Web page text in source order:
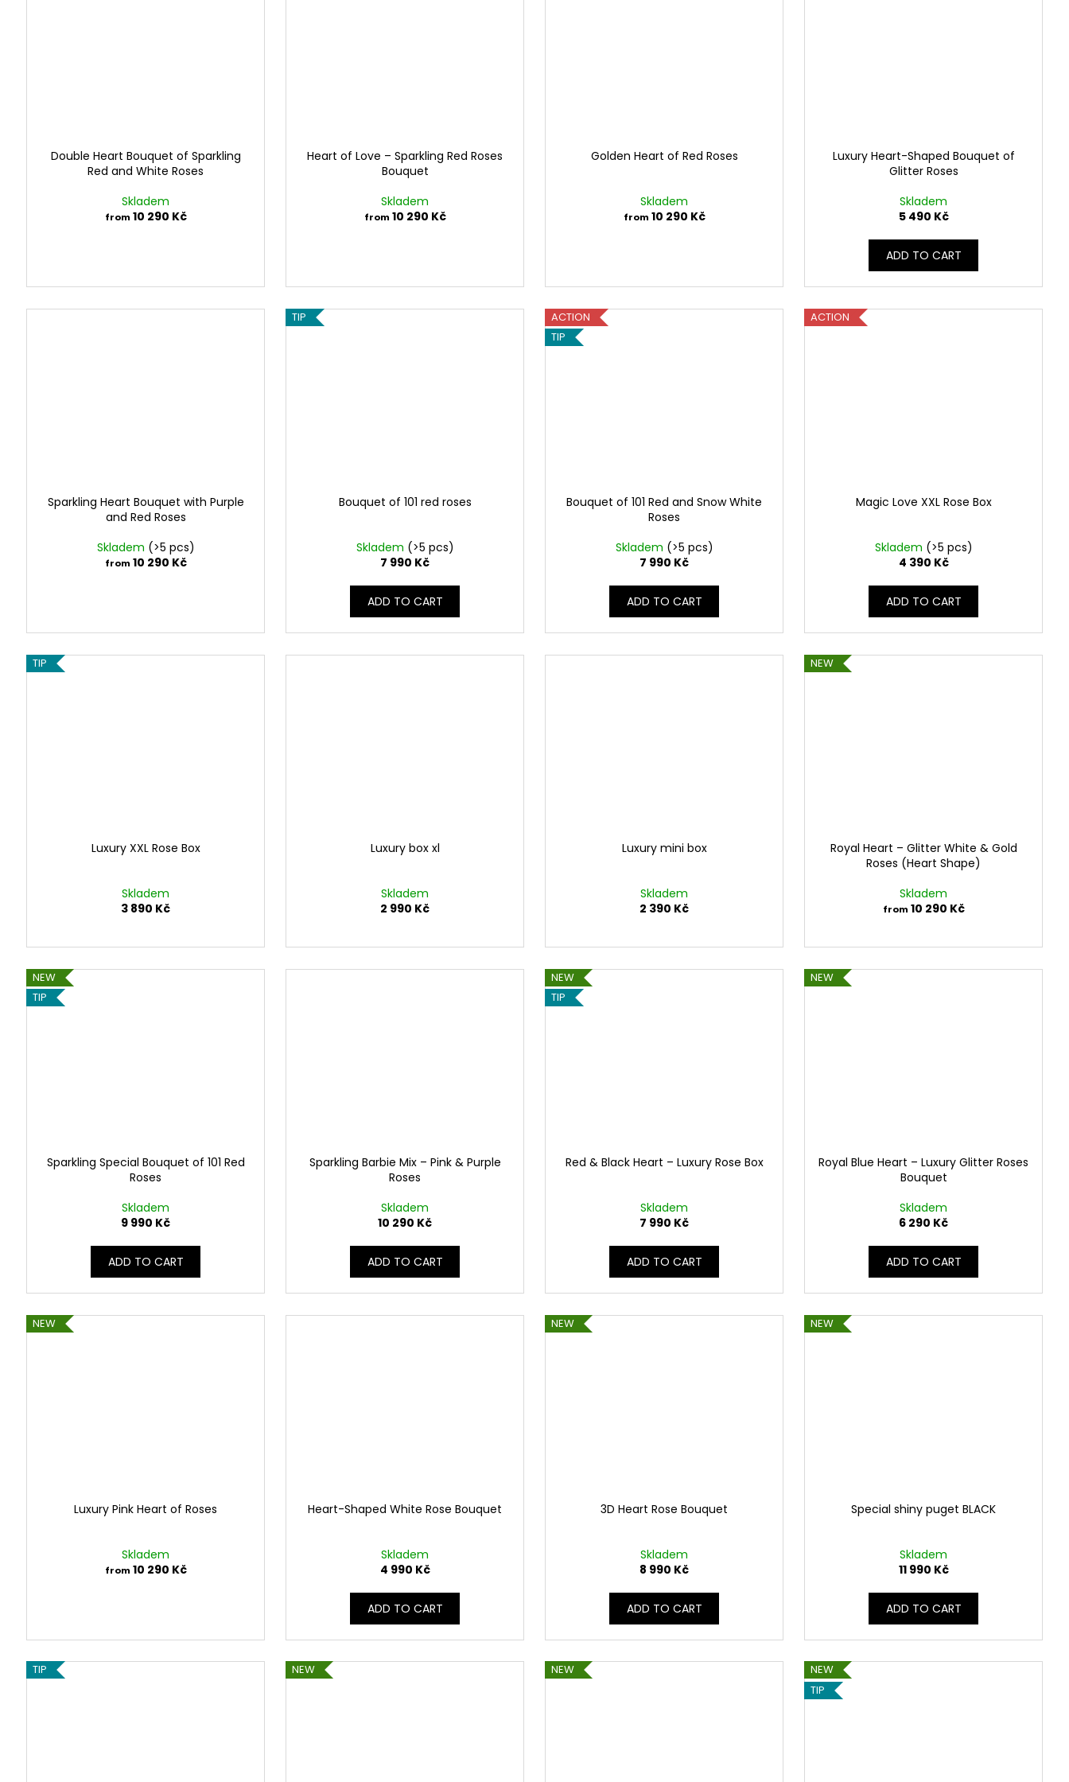
Double Heart Bouquet of Sparkling
Red and White Roses
Skladem
from 10 290 Kč
Heart of Love – Sparkling Red Roses
Bouquet
Skladem
from 10 290 Kč
Golden Heart of Red Roses
Skladem
from 10 290 Kč
Luxury Heart-Shaped Bouquet of
Glitter Roses
Skladem
5 490 Kč
ADD TO CART
Sparkling Heart Bouquet with Purple
and Red Roses
Skladem (>5 pcs)
from 10 290 Kč
TIP
Bouquet of 101 red roses
Skladem (>5 pcs)
7 990 Kč
ADD TO CART
ACTION
TIP
Bouquet of 101 Red and Snow White
Roses
Skladem (>5 pcs)
7 990 Kč
ADD TO CART
ACTION
Magic Love XXL Rose Box
Skladem (>5 pcs)
4 390 Kč
ADD TO CART
TIP
Luxury XXL Rose Box
Skladem
3 890 Kč
Luxury box xl
Skladem
2 990 Kč
Luxury mini box
Skladem
2 390 Kč
NEW
Royal Heart – Glitter White & Gold
Roses (Heart Shape)
Skladem
from 10 290 Kč
NEW
TIP
Sparkling Special Bouquet of 101 Red
Roses
Skladem
9 990 Kč
ADD TO CART
Sparkling Barbie Mix – Pink & Purple
Roses
Skladem
10 290 Kč
ADD TO CART
NEW
TIP
Red & Black Heart – Luxury Rose Box
Skladem
7 990 Kč
ADD TO CART
NEW
Royal Blue Heart – Luxury Glitter Roses
Bouquet
Skladem
6 290 Kč
ADD TO CART
NEW
Luxury Pink Heart of Roses
Skladem
from 10 290 Kč
Heart-Shaped White Rose Bouquet
Skladem
4 990 Kč
ADD TO CART
NEW
3D Heart Rose Bouquet
Skladem
8 990 Kč
ADD TO CART
NEW
Special shiny puget BLACK
Skladem
11 990 Kč
ADD TO CART
TIP NEW NEW
NEW
TIP